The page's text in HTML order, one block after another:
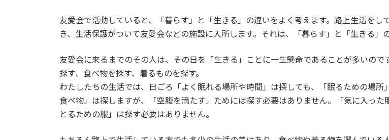
友愛会で活動していると、「暮らす」と「生きる」の違いをよく考えます。路上生活を
き、生活保護がついて友愛会などの施設に入所します。それは、「暮らす」と「生きる」
友愛会に来るまでのその人は、その日を「生きる」ことに一生懸命であることが多いの
探す、食べ物を探す、着るものを探す。
わたしたちの生活では、日ごろ「よく眠れる場所や時間」は探しても、「眠るための場
食べ物」は探しますが、「空腹を満たす」ためには探す必要はありません。「気に入っ
とるための服」は探す必要はありません。